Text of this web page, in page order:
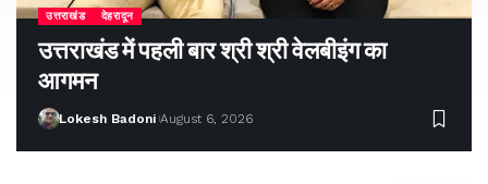
उत्तराखंड देहरादून
उत्तराखंड में पहली बार श्री श्री वेलबीइंग का
आगमन
Lokesh Badoni August 6, 2026